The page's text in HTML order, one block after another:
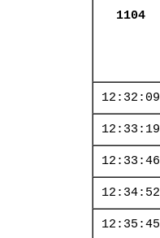
1104
12:32:09
12:33:19
12:33:46
12:34:52
12:35:45